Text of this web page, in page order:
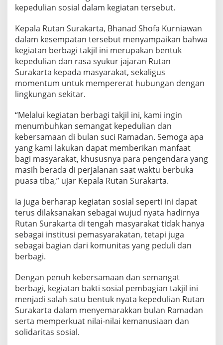
B
s
n
a
I
s
a
m
kepedulian sosial dalam kegiatan tersebut.
Kepala Rutan Surakarta, Bhanad Shofa Kurniawan
dalam kesempatan tersebut menyampaikan bahwa
kegiatan berbagi takjil ini merupakan bentuk
kepedulian dan rasa syukur jajaran Rutan
Surakarta kepada masyarakat, sekaligus
momentum untuk mempererat hubungan dengan
lingkungan sekitar.
“Melalui kegiatan berbagi takjil ini, kami ingin
menumbuhkan semangat kepedulian dan
kebersamaan di bulan suci Ramadan. Semoga apa
yang kami lakukan dapat memberikan manfaat
bagi masyarakat, khususnya para pengendara yang
masih berada di perjalanan saat waktu berbuka
puasa tiba,” ujar Kepala Rutan Surakarta.
Ia juga berharap kegiatan sosial seperti ini dapat
terus dilaksanakan sebagai wujud nyata hadirnya
Rutan Surakarta di tengah masyarakat tidak hanya
sebagai institusi pemasyarakatan, tetapi juga
sebagai bagian dari komunitas yang peduli dan
berbagi.
Dengan penuh kebersamaan dan semangat
berbagi, kegiatan bakti sosial pembagian takjil ini
menjadi salah satu bentuk nyata kepedulian Rutan
Surakarta dalam menyemarakkan bulan Ramadan
serta memperkuat nilai-nilai kemanusiaan dan
solidaritas sosial.